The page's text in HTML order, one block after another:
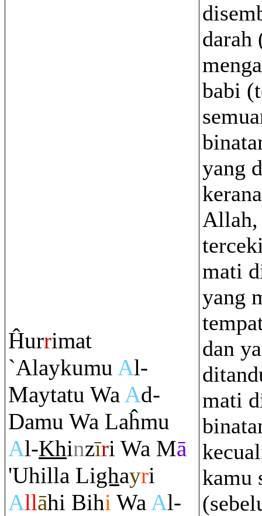
Ĥurrimat
`Alaykumu Al-
Maytatu WaAd-
Damu Wa Laĥmu
Al-Khinzīri Wa Mā
'Uhilla Lighayri
Allāhi Bihi WaAl-
darah
babi
yang
Allah,
mati
yang
dan
mati
kamu